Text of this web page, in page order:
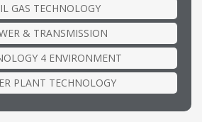
GAS TECHNOLOGY
& TRANSMISSION
4 ENVIRONMENT
PLANT TECHNOLOGY